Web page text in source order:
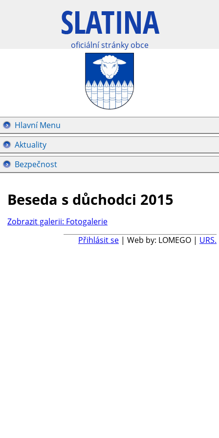
oficiální stránky obce
Hlavní Menu
Aktuality
Bezpečnost
Beseda s důchodci 2015
Zobrazit galerii: Fotogalerie
Přihlásit se | Web by: LOMEGO | URS.